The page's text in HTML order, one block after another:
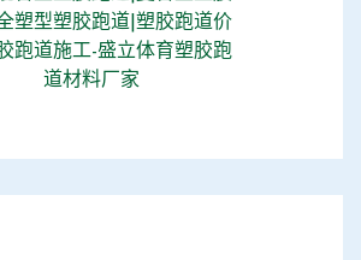
塑型塑胶跑道|塑胶跑道价
跑道施工-盛立体育塑胶跑
道材料厂家